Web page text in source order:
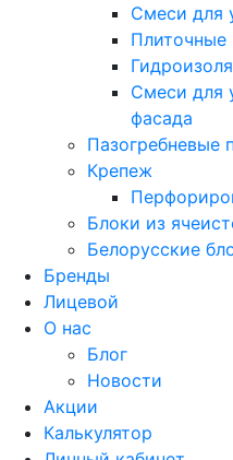
Смеси для
Плиточные
Смеси для
фасада
Пазогребневые
Крепеж
Блоки из
Белорусские
Бренды
Лицевой
О нас
Блог
Новости
Акции
Калькулятор